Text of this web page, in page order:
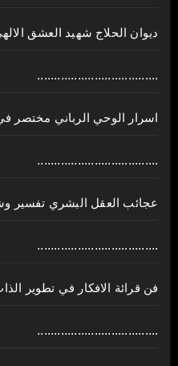
ديوان الحلاج شهيد العشق
....................................
اسرار الوحي الرباني مختصر
....................................
عجائب العقل البشري تفسير
....................................
فن قرائة الافكار في تطوير
....................................